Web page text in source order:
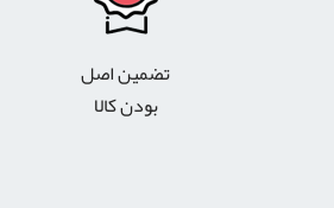
تضمین اصل
بودن کالا